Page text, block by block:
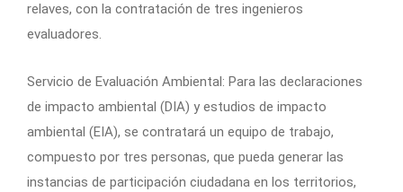
relaves, con la contratación de tres ingenieros
evaluadores.
Servicio de Evaluación Ambiental: Para las declaraciones
de impacto ambiental (DIA) y estudios de impacto
ambiental (EIA), se contratará un equipo de trabajo,
compuesto por tres personas, que pueda generar las
instancias de participación ciudadana en los territorios,